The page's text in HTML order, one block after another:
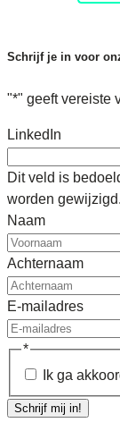
Schrijf je in voor
"*" geeft vereiste
LinkedIn
Dit veld is
worden gewijzigd.
Naam
Achternaam
E-mailadres
*
Ik ga
Schrijf mij in!